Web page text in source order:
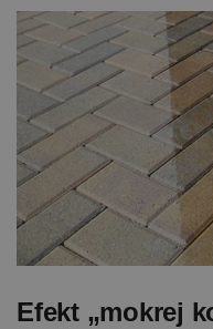
Efekt „mokrej